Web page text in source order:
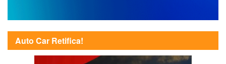
Auto Car Retifica!